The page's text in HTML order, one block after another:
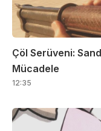
Çöl Serüveni:
Mücadele
12:35